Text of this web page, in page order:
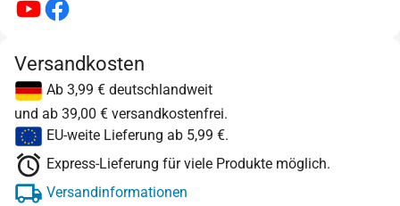
Versandkosten
Ab 3,99 € deutschlandweit
und ab 39,00 € versandkostenfrei.
EU-weite Lieferung ab 5,99 €.
Express-Lieferung für viele Produkte möglich.
Versandinformationen